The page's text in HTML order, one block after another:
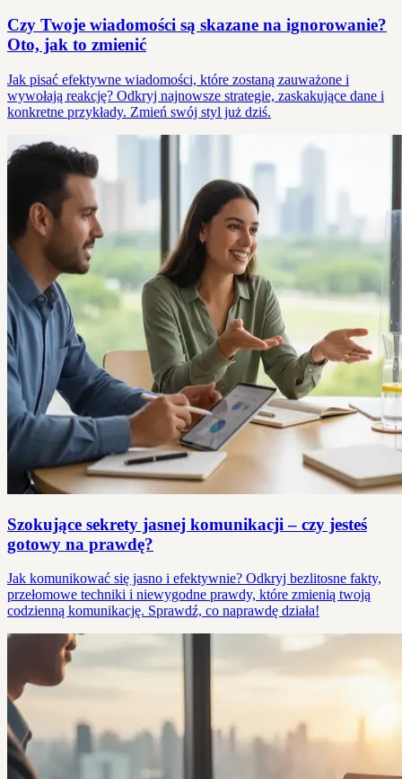
Czy Twoje wiadomości są skazane na ignorowanie?
Oto, jak to zmienić
Jak pisać efektywne wiadomości, które zostaną zauważone i
wywołają reakcję? Odkryj najnowsze strategie, zaskakujące dane i
konkretne przykłady. Zmień swój styl już dziś.
Szokujące sekrety jasnej komunikacji – czy jesteś
gotowy na prawdę?
Jak komunikować się jasno i efektywnie? Odkryj bezlitosne fakty,
przełomowe techniki i niewygodne prawdy, które zmienią twoją
codzienną komunikację. Sprawdź, co naprawdę działa!